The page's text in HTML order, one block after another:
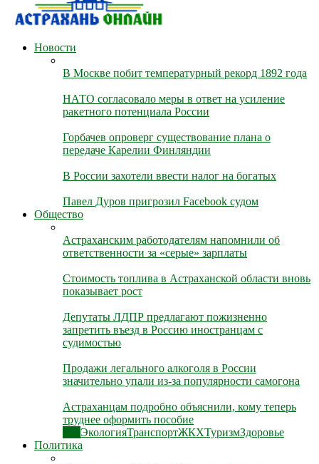
Новости
В Москве побит температурный рекорд 1892 года
НАТО согласовало меры в ответ на усиление
ракетного потенциала России
Горбачев опроверг существование плана о
передаче Карелии Финляндии
В России захотели ввести налог на богатых
Павел Дуров пригрозил Facebook судом
Общество
Астраханским работодателям напомнили об
ответственности за «серые» зарплаты
Стоимость топлива в Астраханской области вновь
показывает рост
Депутаты ЛДПР предлагают пожизненно
запретить въезд в Россию иностранцам с
судимостью
Продажи легального алкоголя в России
значительно упали из-за популярности самогона
Астраханцам подробно объяснили, кому теперь
труднее оформить пособие
ЭкологияТранспортЖКХТуризмЗдоровье
Политика